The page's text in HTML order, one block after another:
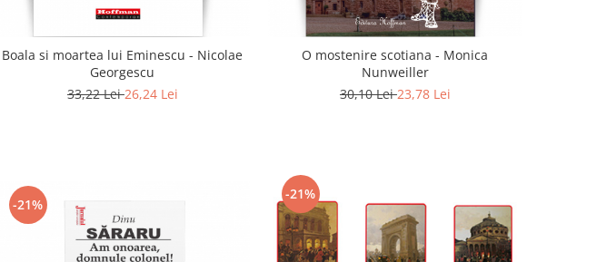
Boala si moartea lui Eminescu - Nicolae
Georgescu
33,22 Lei26,24 Lei
O mostenire scotiana - Monica
Nunweiller
30,10 Lei23,78 Lei
-21%
-21%